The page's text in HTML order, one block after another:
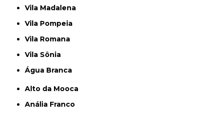
Vila Madalena
Vila Pompeia
Vila Romana
Vila Sônia
Água Branca
Alto da Mooca
Anália Franco